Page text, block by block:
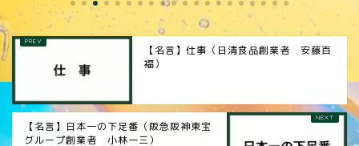
【名言】仕事（日清食品創業者 安藤百
福）
【名言】日本一の下足番（阪急阪神東宝
グループ創業者 小林一三）